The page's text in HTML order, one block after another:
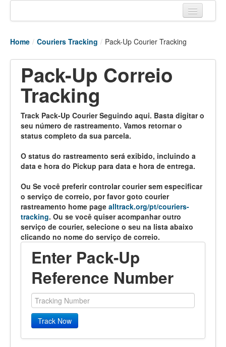
Tracking links
Couriers Tracking
Air Cargo Tracking
Vessel Tracking
Port Of Calls
Home / Couriers Tracking / Pack-Up Courier Tracking
Pack-Up Correio
Tracking
Track Pack-Up Courier Seguindo aqui. Basta digitar o
seu número de rastreamento. Vamos retornar o
status completo da sua parcela.
O status do rastreamento será exibido, incluindo a
data e hora do Pickup para data e hora de entrega.
Ou Se você preferir controlar courier sem especificar
o serviço de correio, por favor goto courier
rastreamento home page alltrack.org/pt/couriers-
tracking. Ou se você quiser acompanhar outro
serviço de courier, selecione o seu na lista abaixo
clicando no nome do serviço de correio.
Enter Pack-Up
Reference Number
Track Now